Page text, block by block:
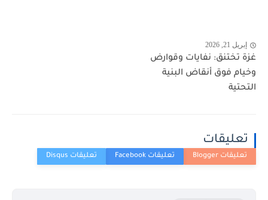
إبريل 21, 2026
غزة تختنق: نفايات وقوارض
وخيام فوق أنقاض البنية
التحتية
تعليقات